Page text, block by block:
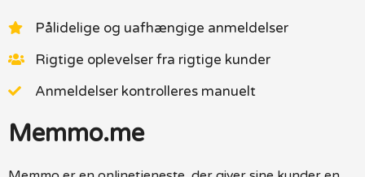
Pålidelige og uafhængige anmeldelser
Rigtige oplevelser fra rigtige kunder
Anmeldelser kontrolleres manuelt
Memmo.me